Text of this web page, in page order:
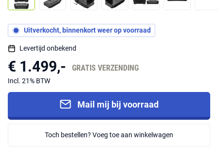
Uitverkocht, binnenkort weer op voorraad
Levertijd onbekend
€ 1.499,- GRATIS VERZENDING
Incl. 21% BTW
Mail mij bij voorraad
Toch bestellen? Voeg toe aan winkelwagen